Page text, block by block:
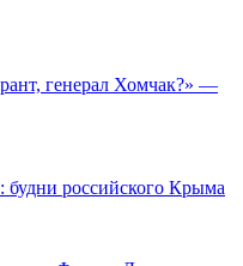
генерал Хомчак?» —
будни российского Крыма